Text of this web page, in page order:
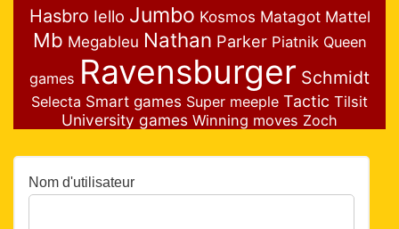
Hasbro Iello Jumbo Kosmos Matagot Mattel
Mb Megableu Nathan Parker Piatnik Queen
games Ravensburger Schmidt
Selecta Smart games Super meeple Tactic Tilsit
University games Winning moves Zoch
Nom d'utilisateur